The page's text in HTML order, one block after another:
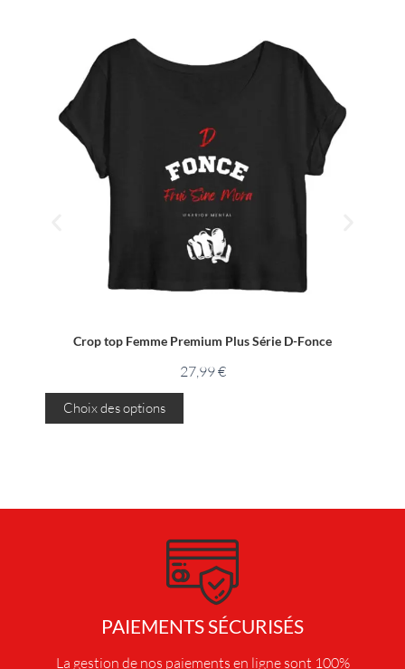
Crop top Femme Premium Plus Série D-Fonce
27,99€
Choix des options
e
d
i
t
p
u
PAIEMENTS SÉCURISÉS
La gestion de nos paiements en ligne sont 100%